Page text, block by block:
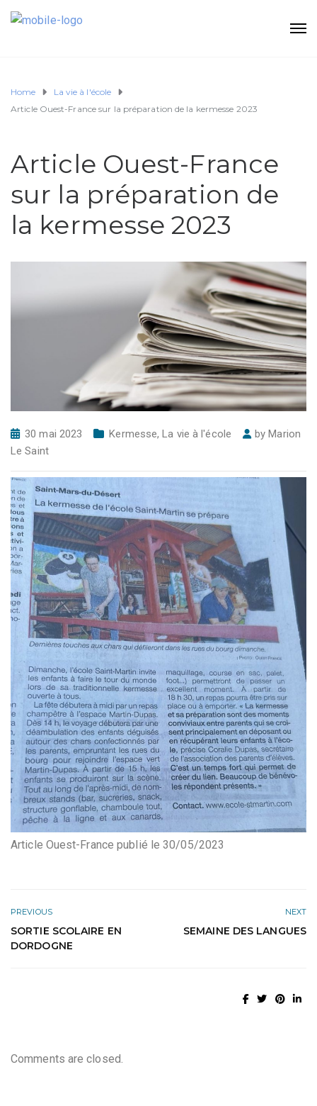
Home
La vie à l'école
Article Ouest-France sur la préparation de la kermesse 2023
Article Ouest-France
sur la préparation de
la kermesse 2023
30 mai 2023 Kermesse,La vie à l'école byMarion
Le Saint
Article Ouest-France publié le 30/05/2023
PREVIOUS
SORTIE SCOLAIRE EN
DORDOGNE
NEXT
SEMAINE DES LANGUES
Comments are closed.